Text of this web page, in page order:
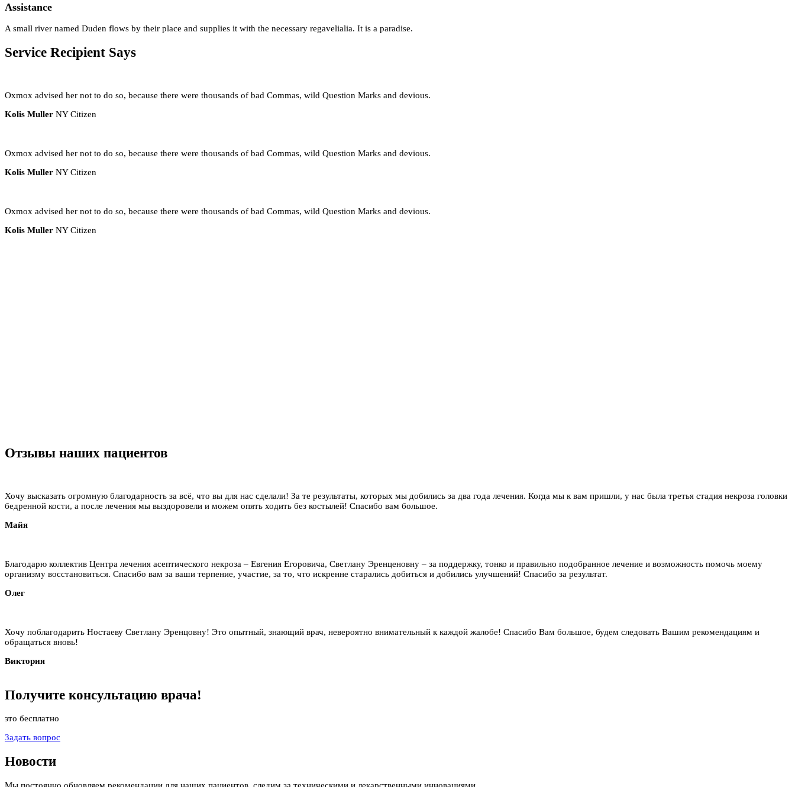
Assistance
A small river named Duden flows by their place and supplies it with the necessary regavelialia. It is a paradise.
Service Recipient Says
Oxmox advised her not to do so, because there were thousands of bad Commas, wild Question Marks and devious.
Kolis Muller NY Citizen
Oxmox advised her not to do so, because there were thousands of bad Commas, wild Question Marks and devious.
Kolis Muller NY Citizen
Oxmox advised her not to do so, because there were thousands of bad Commas, wild Question Marks and devious.
Kolis Muller NY Citizen
Отзывы наших пациентов
Хочу высказать огромную благодарность за всё, что вы для нас сделали! За те результаты, которых мы добились за два года лечения. Когда мы к вам пришли, у нас была третья стадия некроза головки
бедренной кости, а после лечения мы выздоровели и можем опять ходить без костылей! Спасибо вам большое.
Майя
Благодарю коллектив Центра лечения асептического некроза – Евгения Егоровича, Светлану Эренценовну – за поддержку, тонко и правильно подобранное лечение и возможность помочь моему
организму восстановиться. Спасибо вам за ваши терпение, участие, за то, что искренне старались добиться и добились улучшений! Спасибо за результат.
Олег
Хочу поблагодарить Ностаеву Светлану Эренцовну! Это опытный, знающий врач, невероятно внимательный к каждой жалобе! Спасибо Вам большое, будем следовать Вашим рекомендациям и
обращаться вновь!
Виктория
Получите консультацию врача!
это бесплатно
Задать вопрос
Новости
Мы постоянно обновляем рекомендации для наших пациентов, следим за техническими и лекарственными инновациями